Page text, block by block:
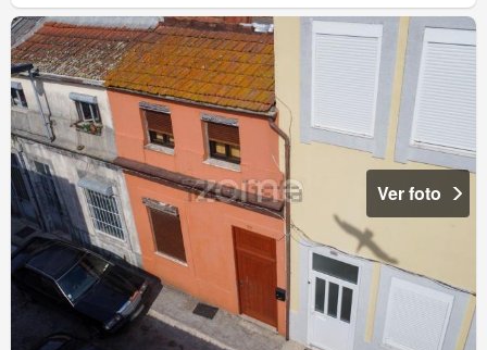
Ver foto